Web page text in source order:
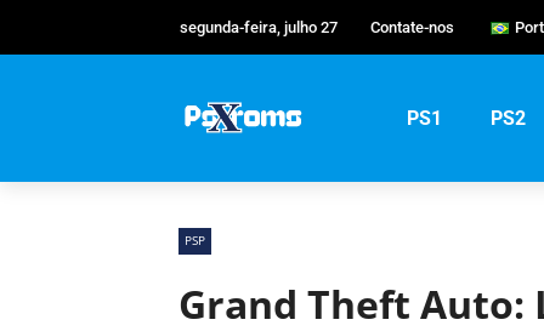
segunda-feira, julho 27 Contate-nos
PS1 PS2
PSP
Grand Theft Auto: